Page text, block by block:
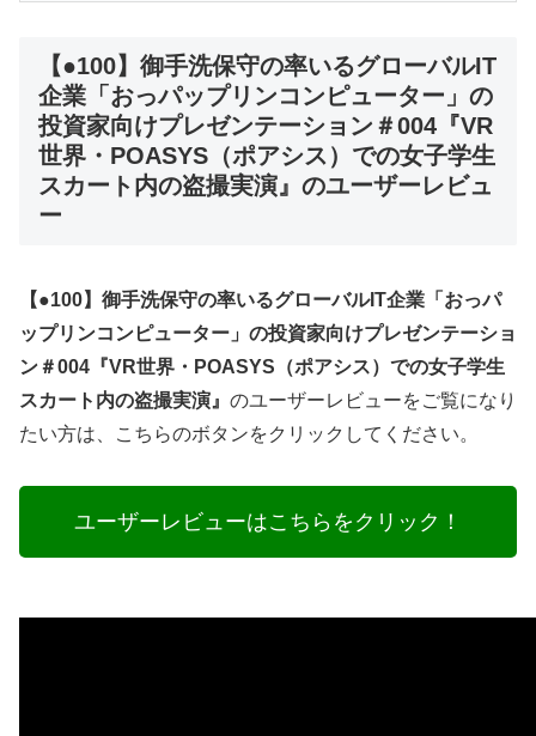
【●100】御手洗保守の率いるグローバルIT
企業「おっパップリンコンピューター」の
投資家向けプレゼンテーション＃004『VR
世界・POASYS（ポアシス）での女子学生
スカート内の盗撮実演』のユーザーレビュ
ー
【●100】御手洗保守の率いるグローバルIT企業「おっパ
ップリンコンピューター」の投資家向けプレゼンテーショ
ン＃004『VR世界・POASYS（ポアシス）での女子学生
スカート内の盗撮実演』 のユーザーレビューをご覧になり
たい方は、こちらのボタンをクリックしてください。
ユーザーレビューはこちらをクリック！